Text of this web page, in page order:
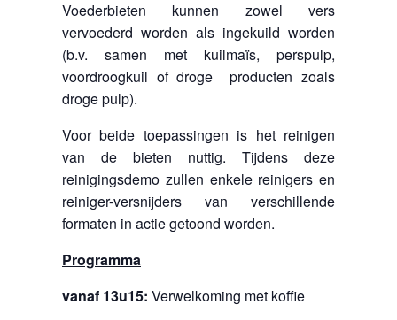
Voederbieten kunnen zowel vers
vervoederd worden als ingekuild worden
(b.v. samen met kuilmaïs, perspulp,
voordroogkuil of droge producten zoals
droge pulp).
Voor beide toepassingen is het reinigen
van de bieten nuttig. Tijdens deze
reinigingsdemo zullen enkele reinigers en
reiniger-versnijders van verschillende
formaten in actie getoond worden.
Programma
vanaf 13u15: Verwelkoming met koffie